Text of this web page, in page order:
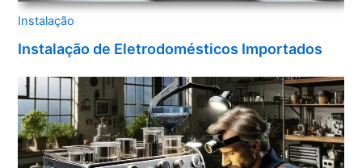
Instalação
Instalação de Eletrodomésticos Importados